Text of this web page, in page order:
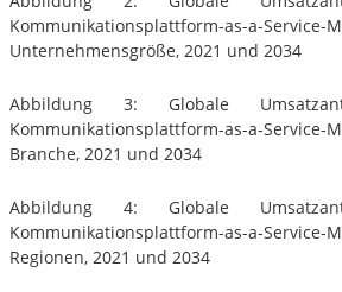
Kommunikationsplattform-as-a-
Unternehmensgröße, 2021 und 2034
Abbildung 3: Globale
Kommunikationsplattform-as-a-
Branche, 2021 und 2034
Abbildung 4: Globale
Kommunikationsplattform-as-a-
Regionen, 2021 und 2034